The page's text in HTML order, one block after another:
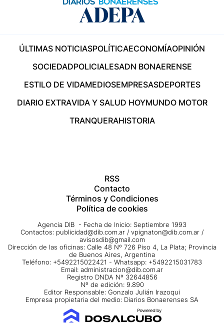
ÚLTIMAS NOTICIASPOLÍTICAECONOMÍAOPINIÓN
SOCIEDADPOLICIALESADN BONAERENSE
ESTILO DE VIDAMEDIOSEMPRESASDEPORTES
DIARIO EXTRAVIDA Y SALUD HOYMUNDO MOTOR
TRANQUERAHISTORIA
RSS
Contacto
Términos y Condiciones
Política de cookies
Agencia DIB - Fecha de Inicio: Septiembre 1993
Contactos: publicidad@dib.com.ar / vpignaton@dib.com.ar /
avisosdib@gmail.com
Dirección de las oficinas: Calle 48 Nº 726 Piso 4, La Plata; Provincia
de Buenos Aires, Argentina
Teléfono: +5492215022421 - Whatsapp: +5492215031783
Email: administracion@dib.com.ar
Registro DNDA Nº 32644856
Nº de edición: 9.890
Editor Responsable: Gonzalo Julián Irazoqui
Empresa propietaria del medio: Diarios Bonaerenses SA